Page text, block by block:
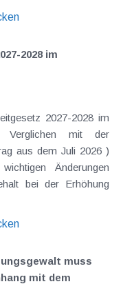
2028 im
2027-2028 im
Verglichen mit der
aus dem Juli 2026 )
Änderungen
muss
mit dem